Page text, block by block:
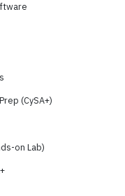
(CySA+)
on Lab)